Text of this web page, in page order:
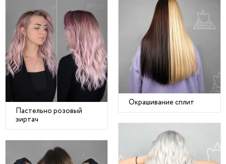
Окрашивание сплит
Пастельно розовый
эиртач